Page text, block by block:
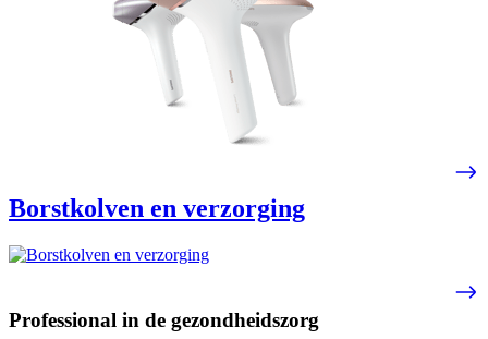
Borstkolven en verzorging
Professional in de gezondheidszorg